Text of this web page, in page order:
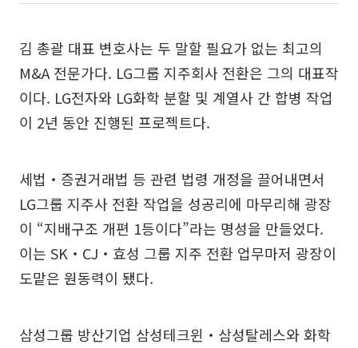
김 총괄 대표 변호사는 두 말할 필요가 없는 최고의
M&A 전문가다. LG그룹 지주회사 전환은 그의 대표작
이다. LG전자와 LG화학 분할 및 계열사 간 합병 작업
이 2년 동안 진행된 프로젝트다.
세법‧증권거래법 등 관련 법령 개정을 끌어내면서
LG그룹 지주사 전환 작업을 성공리에 마무리해 광장
이 “지배구조 개편 1등이다”라는 명성을 만들었다.
이는 SK‧CJ‧효성 그룹 지주 전환 업무마저 광장이
도맡은 원동력이 됐다.
삼성그룹 방산기업 삼성테크윈‧삼성탈레스와 화학